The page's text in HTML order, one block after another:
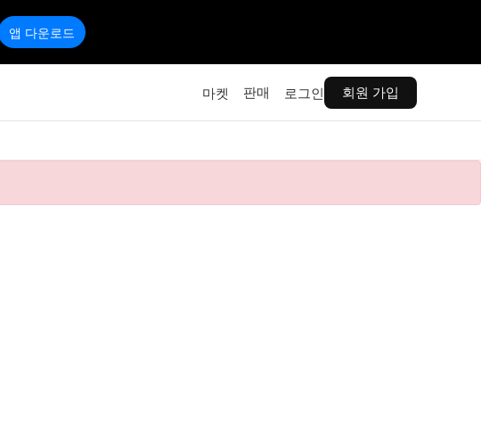
앱 다운로드
마켓 판매 로그인 회원 가입